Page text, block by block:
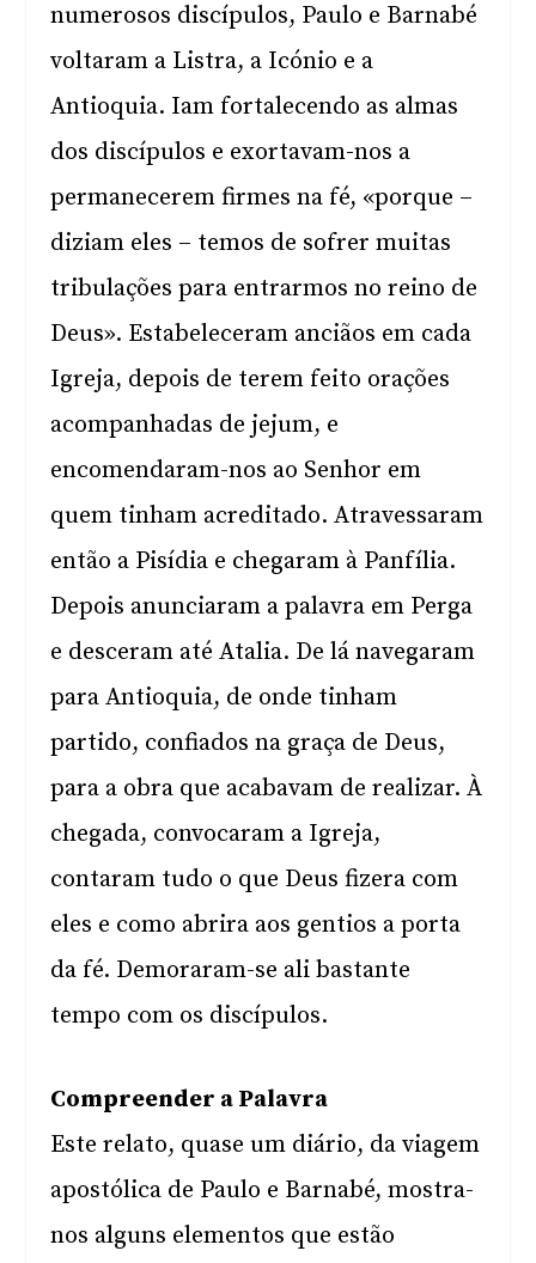
numerosos discípulos, Paulo e Barnabé
voltaram a Listra, a Icónio e a
Antioquia. Iam fortalecendo as almas
dos discípulos e exortavam-nos a
permanecerem firmes na fé, «porque –
diziam eles – temos de sofrer muitas
tribulações para entrarmos no reino de
Deus». Estabeleceram anciãos em cada
Igreja, depois de terem feito orações
acompanhadas de jejum, e
encomendaram-nos ao Senhor em
quem tinham acreditado. Atravessaram
então a Pisídia e chegaram à Panfília.
Depois anunciaram a palavra em Perga
e desceram até Atalia. De lá navegaram
para Antioquia, de onde tinham
partido, confiados na graça de Deus,
para a obra que acabavam de realizar. À
chegada, convocaram a Igreja,
contaram tudo o que Deus fizera com
eles e como abrira aos gentios a porta
da fé. Demoraram-se ali bastante
tempo com os discípulos.
Compreender a Palavra
Este relato, quase um diário, da viagem
apostólica de Paulo e Barnabé, mostra-
nos alguns elementos que estão